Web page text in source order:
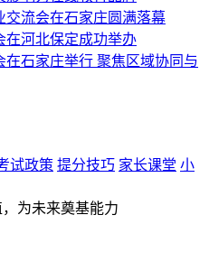
交流会在石家庄圆满落幕
在河北保定成功举办
在石家庄举行 聚焦区域协同与
试政策 提分技巧 家长课堂 小
为未来奠基能力